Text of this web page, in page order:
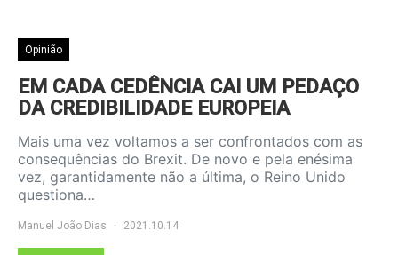
Opinião
EM CADA CEDÊNCIA CAI UM PEDAÇO
DA CREDIBILIDADE EUROPEIA
Mais uma vez voltamos a ser confrontados com as
consequências do Brexit. De novo e pela enésima
vez, garantidamente não a última, o Reino Unido
questiona…
Manuel João Dias 2021.10.14